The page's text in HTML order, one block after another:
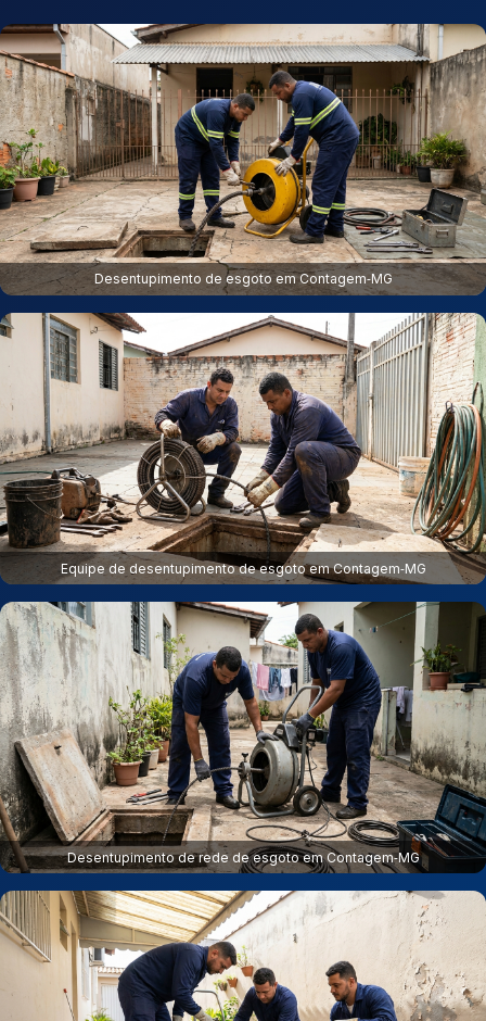
Desentupimento de esgoto em Contagem‑MG
Equipe de desentupimento de esgoto em Contagem‑MG
Desentupimento de rede de esgoto em Contagem‑MG